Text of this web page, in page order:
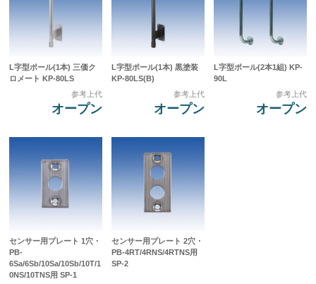
L字型ポール(1本) 三価ク
ロメート KP-80LS
参考上代
オープン
L字型ポール(1本) 黒塗装
KP-80LS(B)
参考上代
オープン
L字型ポール(2本1組) KP-
90L
参考上代
オープン
センサー用プレート 1穴・
PB-
6Sa/6Sb/10Sa/10Sb/10T/1
0NS/10TNS用 SP-1
センサー用プレート 2穴・
PB-4RT/4RNS/4RTNS用
SP-2